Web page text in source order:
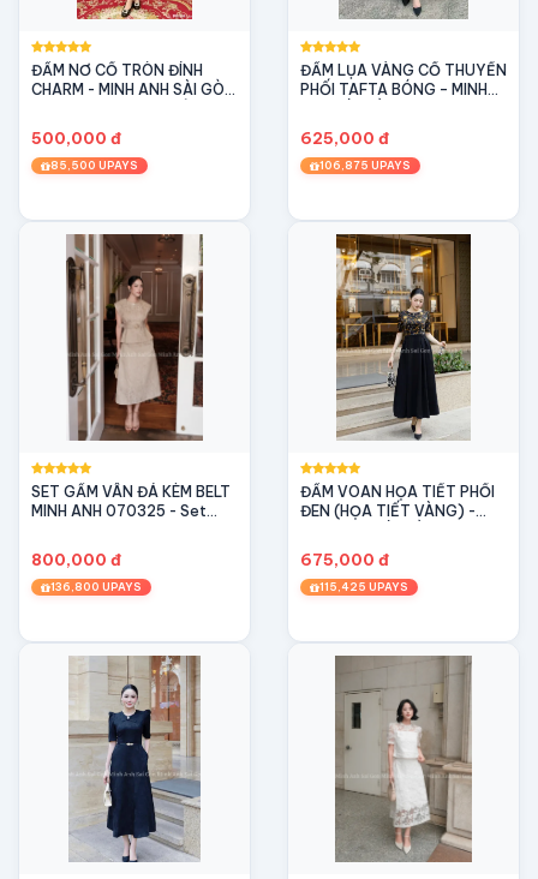
ĐẦM NƠ CỔ TRÒN ĐÍNH
CHARM - MINH ANH SÀI GÒN
DÁNG
500,000 đ
85,500 UPAYS
ĐẦM LỤA VÀNG CỔ THUYỀN
PHỐI TAFTA BÓNG – MINH
TRỌNG VÀ THANH LỊCH
625,000 đ
106,875 UPAYS
SET GẤM VÂN ĐÁ KÈM BELT
MINH ANH 070325 - Set
800,000 đ
136,800 UPAYS
ĐẦM VOAN HỌA TIẾT PHỐI
ĐEN (HỌA TIẾT VÀNG) -
lịch - Tối giản - Tinh tế
675,000 đ
115,425 UPAYS